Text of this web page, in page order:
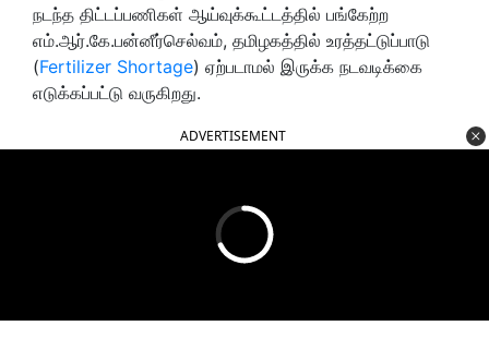
நடந்த திட்டப்பணிகள் ஆய்வுக்கூட்டத்தில் பங்கேற்ற
எம்.ஆர்.கே.பன்னீர்செல்வம், தமிழகத்தில் உரத்தட்டுப்பாடு
(Fertilizer Shortage) ஏற்படாமல் இருக்க நடவடிக்கை
எடுக்கப்பட்டு வருகிறது.
ADVERTISEMENT